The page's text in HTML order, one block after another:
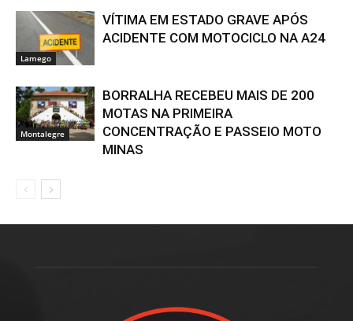
Lamego
VÍTIMA EM ESTADO GRAVE APÓS
ACIDENTE COM MOTOCICLO NA A24
Montalegre
BORRALHA RECEBEU MAIS DE 200
MOTAS NA PRIMEIRA
CONCENTRAÇÃO E PASSEIO MOTO
MINAS